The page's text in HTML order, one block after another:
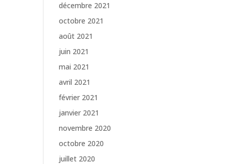
décembre 2021
octobre 2021
août 2021
juin 2021
mai 2021
avril 2021
février 2021
janvier 2021
novembre 2020
octobre 2020
juillet 2020